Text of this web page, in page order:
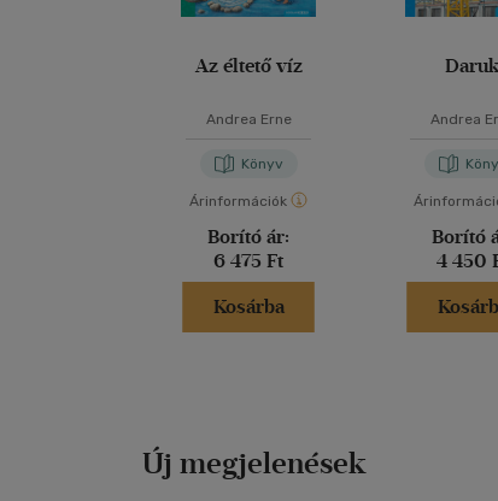
Az éltető víz
Andrea Erne
Könyv
Árinformációk
Borító ár:
6 475 Ft
Kosárba
Andrea
Borító
4 450
Új megjelenések